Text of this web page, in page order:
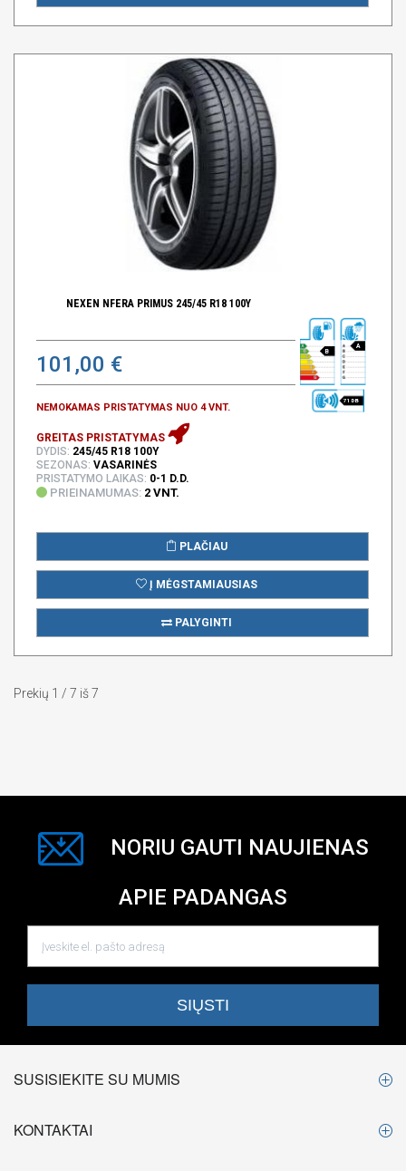
NEXEN NFERA PRIMUS 245/45 R18 100Y
101,00 €
NEMOKAMAS PRISTATYMAS NUO 4 VNT.
B
A
71 DB
GREITAS PRISTATYMAS
DYDIS: 245/45 R18 100Y
SEZONAS: VASARINĖS
PRISTATYMO LAIKAS: 0-1 D.D.
PRIEINAMUMAS: 2 VNT.
PLAČIAU
Į MĖGSTAMIAUSIAS
PALYGINTI
Prekių 1 / 7 iš 7
NORIU GAUTI NAUJIENAS
APIE PADANGAS
SUSISIEKITE SU MUMIS
KONTAKTAI